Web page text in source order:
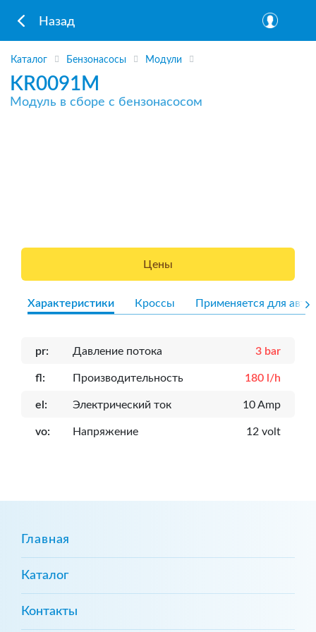
Назад
Каталог Бензонасосы Модули
KR0091M
Модуль в сборе с бензонасосом
Цены
Характеристики Кроссы Применяется для авто
pr: Давление потока 3 bar
fl: Производительность 180 l/h
el: Электрический ток 10 Amp
vo: Напряжение 12 volt
Главная
Каталог
Контакты